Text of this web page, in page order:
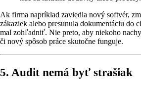
Ak firma napríklad zaviedla nový softvér,
zákaziek alebo presunula dokumentáciu do
mal zohľadniť. Nie preto, aby niekoho
či nový spôsob práce skutočne funguje.
5. Audit nemá byť strašiak